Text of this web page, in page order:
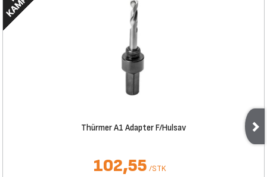
Thürmer A1 Adapter F/Hulsav
102,55 /STK